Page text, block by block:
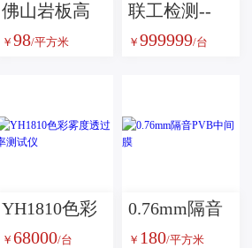
佛山岩板高
温彩釉玻璃
数码印刷艺
￥ 98/平方米
联工检测--
JL-1000落锤
￥ 999999/台
YH1810色彩
雾度透过率
￥ 68000/台
0.76mm隔音
PVB中间膜
￥ 180/平方米